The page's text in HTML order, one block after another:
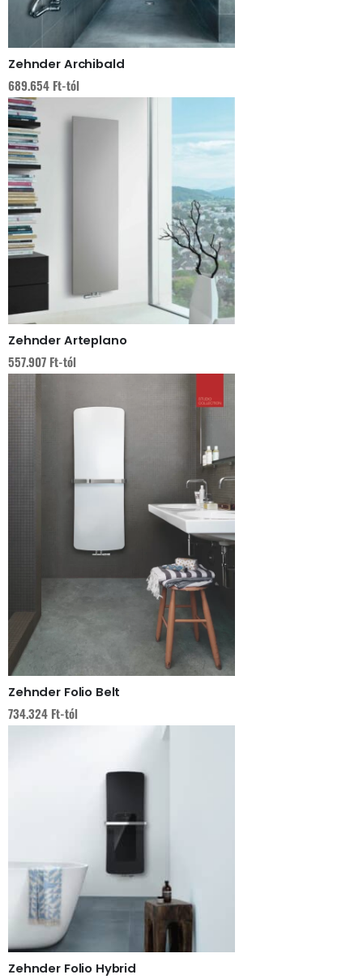
Zehnder Archibald
689.654 Ft-tól
Zehnder Arteplano
557.907 Ft-tól
Zehnder Folio Belt
734.324 Ft-tól
Zehnder Folio Hybrid